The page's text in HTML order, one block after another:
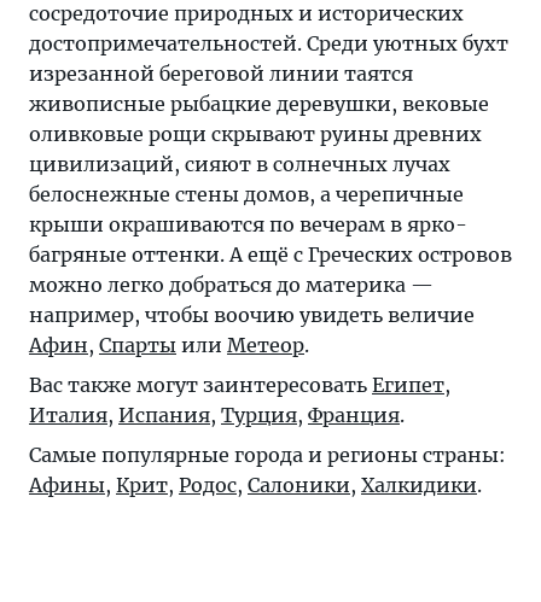
сосредоточие природных и исторических
достопримечательностей. Среди уютных бухт
изрезанной береговой линии таятся
живописные рыбацкие деревушки, вековые
оливковые рощи скрывают руины древних
цивилизаций, сияют в солнечных лучах
белоснежные стены домов, а черепичные
крыши окрашиваются по вечерам в ярко-
багряные оттенки. А ещё с Греческих островов
можно легко добраться до материка —
например, чтобы воочию увидеть величие
Афин, Спарты или Метеор.
Вас также могут заинтересовать Египет,
Италия, Испания, Турция, Франция.
Самые популярные города и регионы страны:
Афины, Крит, Родос, Салоники, Халкидики.